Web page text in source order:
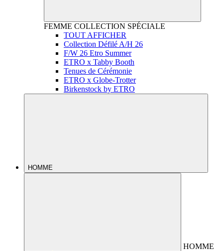
FEMME COLLECTION SPÉCIALE
TOUT AFFICHER
Collection Défilé A/H 26
F/W 26 Etro Summer
ETRO x Tabby Booth
Tenues de Cérémonie
ETRO x Globe-Trotter
Birkenstock by ETRO
HOMME
HOMME